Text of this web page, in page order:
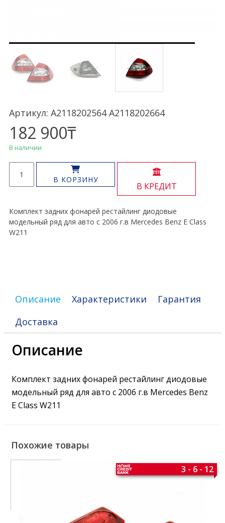
Артикул: A2118202564 A2118202664
182 900₸
В наличии
товара
Фонари
рестайлинг
E
Class
В КОРЗИНУ
В КРЕДИТ
Комплект задних фонарей рестайлинг диодовые
модельный ряд для авто с 2006 г.в Mercedes Benz E Class
W211
Описание Характеристики
Гарантия
Доставка
Описание
Комплект задних фонарей рестайлинг диодовые
модельный ряд для авто с 2006 г.в Mercedes Benz
E Class W211
Похожие товары
3 - 6 - 12